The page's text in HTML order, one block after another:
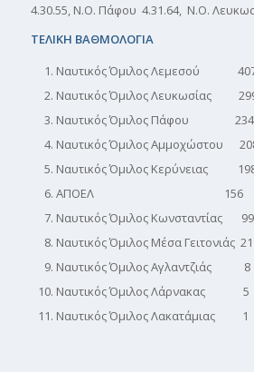
4.30.55, Ν.Ο. Πάφου 4.31.64, Ν.Ο.
ΤΕΛΙΚΗ ΒΑΘΜΟΛΟΓΙΑ
Ναυτικός Όμιλος Λεμεσού
Ναυτικός Όμιλος Λευκωσίας
Ναυτικός Όμιλος Πάφου 234
Ναυτικός Όμιλος Αμμοχώστου
Ναυτικός Όμιλος Κερύνειας
ΑΠΟΕΛ 156
Ναυτικός Όμιλος Κωνσταντίας 99
Ναυτικός Όμιλος Μέσα Γειτονιάς 21
Ναυτικός Όμιλος Αγλαντζιάς 8
Ναυτικός Όμιλος Λάρνακας 5
Ναυτικός Όμιλος Λακατάμιας 1